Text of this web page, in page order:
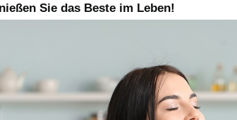
Sie das Beste im Leben!